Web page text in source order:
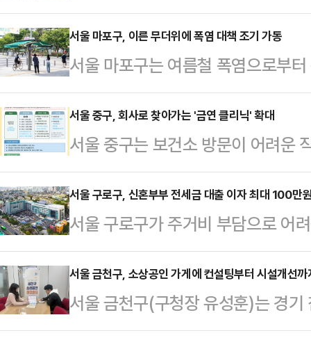
를 예방하기 위해 노후 담장, 옹벽,
19일 밝혔다.이번 사업은 붕괴 위
요소를 사전에 정비해 안전사고를
일부를 지원하며, 특히 올해는 지원
을 받을 수 있도록 했다.지원 대상
가운데 도로나 공원 등에 접해있는
총사업…
서울 마포구, 이른 무더위에 폭염 대책 조기 가동
서울 마포구는 여름철 폭염으로부
'2026년 마포구 폭염종합대책'을
격 운영한다고 19일 밝혔다.기상청
온이 이어질 가능성이 크고, 특히
더운 날씨가 예상된다. 지난해 서
포구에는 총 49일간 폭염특보가 발
관리·대응체계 구축, 폭염 취약계
리 강화, 폭염저감시…
서울 중구, 회사로 찾아가는 '금연 클리닉' 확대
서울 중구는 보건소 방문이 어려운
달부터 확대 운영한다고 18일 밝혔
건강 증진 사업을 연계해 참여자의
동기 부여를 위한 '금연 펀드'는 근
(매칭 그랜트)이다. 임직원이 3만
업이 동일한 금액을 출자한다. 6개
2배와 10만원 상당의 식사권을 받
기금으…
서울 구로구, 신혼부부 전세금 대출 이자 최대 100만
서울 구로구가 주거비 부담으로 어
돕기 위해 '2026년 신혼부부 전세
밝혔다.이번 사업은 전세자금 대출
자의 일부를 지원하는 사업으로, 주
됐다.지원 대상은 신청일 기준 구로
서울 금천구, 소상공인 가게에 컨설팅부터 시설개선
서울 금천구(구청장 유성훈)는 경
내 소상공인의 경영 안정과 자립 지